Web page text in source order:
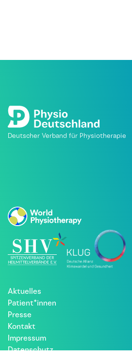
Deutscher Verband für Physiotherapie
Aktuelles
Patient*innen
Presse
Kontakt
Impressum
Datenschutz